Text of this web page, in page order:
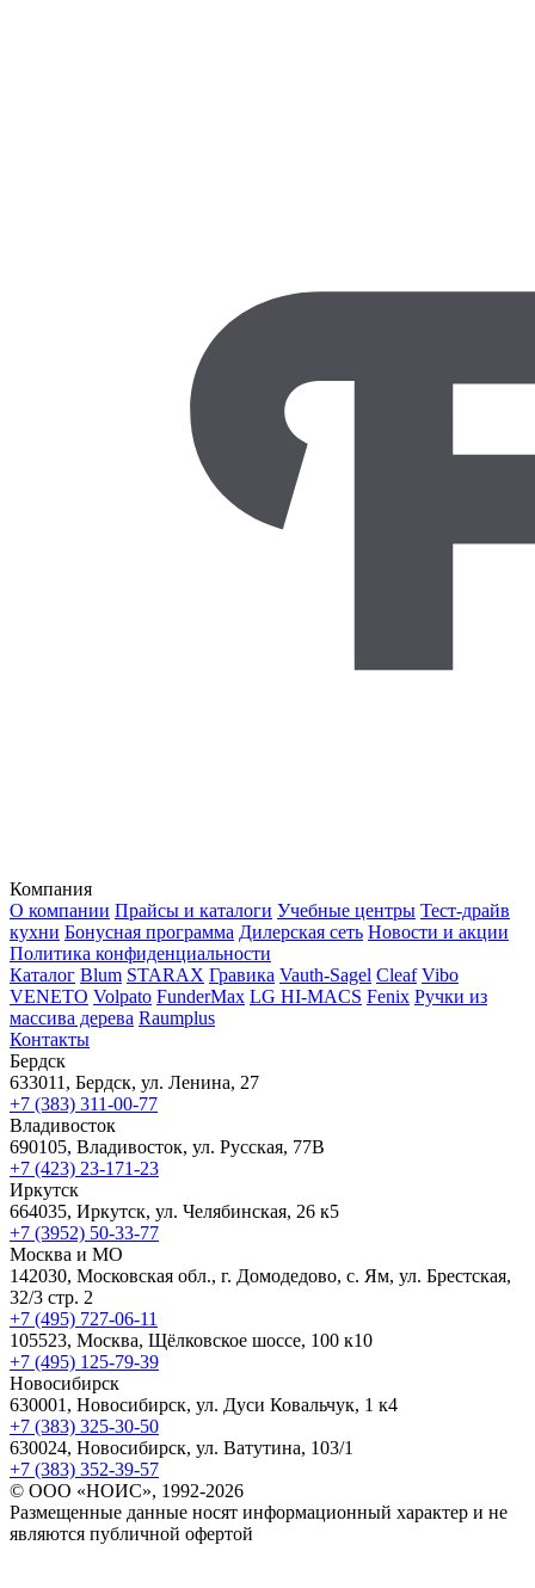
Компания
О компании Прайсы и каталоги Учебные центры Тест-драйв
кухни Бонусная программа Дилерская сеть Новости и акции
Политика конфиденциальности
Каталог Blum STARAX Гравика Vauth-Sagel Cleaf Vibo
VENETO Volpato FunderMax LG HI-MACS Fenix Ручки из
массива дерева Raumplus
Контакты
Бердск
633011, Бердск, ул. Ленина, 27
+7 (383) 311-00-77
Владивосток
690105, Владивосток, ул. Русская, 77В
+7 (423) 23-171-23
Иркутск
664035, Иркутск, ул. Челябинская, 26 к5
+7 (3952) 50-33-77
Москва и МО
142030, Московская обл., г. Домодедово, с. Ям, ул. Брестская,
32/3 стр. 2
+7 (495) 727-06-11
105523, ​Москва, Щёлковское шоссе, 100 к10
+7 (495) 125-79-39
Новосибирск
630001, Новосибирск, ул. Дуси Ковальчук, 1 к4
+7 (383) 325-30-50
630024, Новосибирск, ул. Ватутина, 103/1
+7 (383) 352-39-57
© ООО «НОИС», 1992-2026
Размещенные данные носят информационный характер и не
являются публичной офертой